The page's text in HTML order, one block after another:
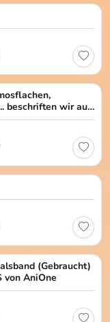
beschriften wir auf
(Gebraucht)
von AniOne